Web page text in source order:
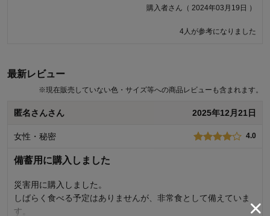
購入者さん（ 2024年03月19日 ）
4人が参考になりました
こみが見られました。 中身に問題はなさそうでしたが、長期保
なげてほしいという思いから返品・交換を依頼しました。 しか
る状態でした。相当な衝撃でぶつかり合っているのだと思いま
す。 また交換しても根本的には解決しないと思い、あきらめま
うるパッキングに改善をお願いしたいです。このような状態で
最新レビュー
※現在販売していない色・サイズ等への商品レビューも含まれます。
匿名さんさん 2025年12月21日
女性・秘密 4.0
備蓄用に購入しました
災害用に購入しました。
しばらく食べる予定はありませんが、非常食として備えていま
す。